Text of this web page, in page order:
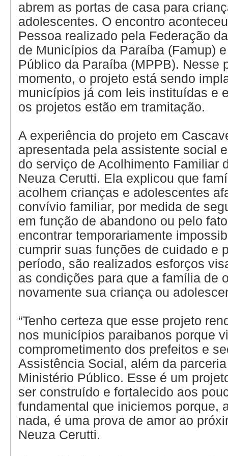
abrem as portas de casa para
adolescentes. O encontro
Pessoa realizado pela Federação
de Municípios da Paraíba (Famup)
Público da Paraíba (MPPB). Nesse
momento, o projeto está sendo
municípios já com leis instituídas e
os projetos estão em tramitação.
A experiência do projeto em
apresentada pela assistente social
do serviço de Acolhimento Familiar
Neuza Cerutti. Ela explicou que
acolhem crianças e adolescentes
convívio familiar, por medida de
em função de abandono ou pelo
encontrar temporariamente
cumprir suas funções de cuidado e
período, são realizados esforços
as condições para que a família de
novamente sua criança ou
“Tenho certeza que esse projeto
nos municípios paraibanos porque
comprometimento dos prefeitos e
Assistência Social, além da
Ministério Público. Esse é um
ser construído e fortalecido aos
fundamental que iniciemos porque,
nada, é uma prova de amor ao
Neuza Cerutti.